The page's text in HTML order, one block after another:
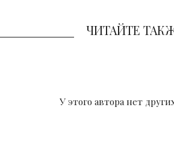
ЧИТАЙТЕ
У этого автора нет